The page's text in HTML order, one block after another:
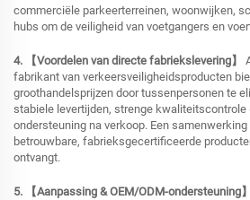
commerciële parkeerterreinen, woonwijken,
hubs om de veiligheid van voetgangers en
4. 【Voordelen van directe fabriekslevering】
fabrikant van verkeersveiligheidsproducten
groothandelsprijzen door tussenpersonen te
stabiele levertijden, strenge kwaliteitscontrole
ondersteuning na verkoop. Een
betrouwbare, fabrieksgecertificeerde
ontvangt.
5. 【Aanpassing & OEM/ODM-ondersteuning】